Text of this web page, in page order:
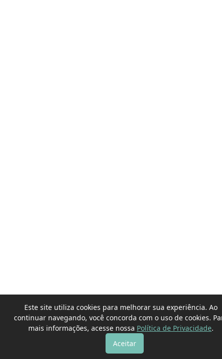
Este site utiliza cookies para melhorar sua experiência. Ao
continuar navegando, você concorda com o uso de cookies.
mais informações, acesse nossa Política de Privacidade.
Aceitar